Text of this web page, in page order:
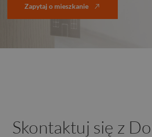
Zapytaj o mieszkanie
Skontaktuj się z